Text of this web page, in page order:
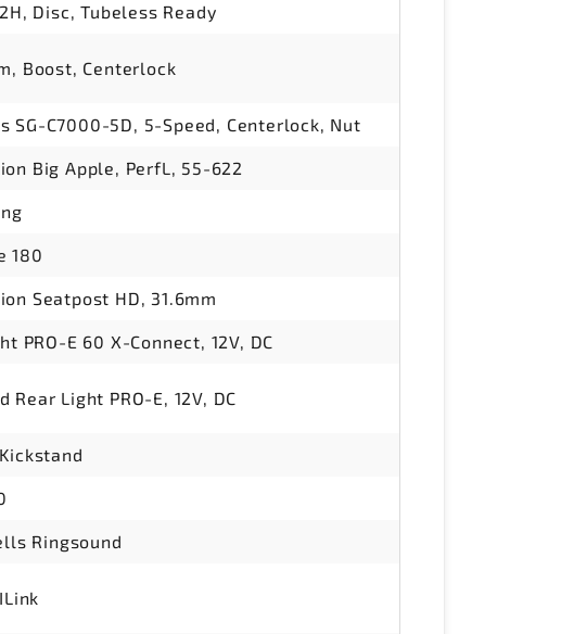
Disc, Tubeless Ready
Boost, Centerlock
SG-C7000-5D, 5-Speed, Centerlock, Nut
Big Apple, PerfL, 55-622
180
Seatpost HD, 31.6mm
PRO-E 60 X-Connect, 12V, DC
Rear Light PRO-E, 12V, DC
Ringsound